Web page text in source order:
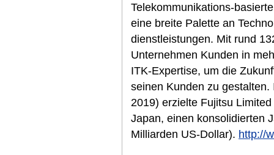
Telekommunikations-
eine breite Palette an
dienstleistungen. Mit rund
Unternehmen Kunden in
ITK-Expertise, um die
seinen Kunden zu
2019) erzielte Fujitsu
Japan, einen konsolidierten
Milliarden US-Dollar). http://